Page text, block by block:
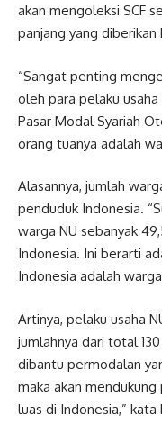
akan mengoleksi SCF
panjang yang
“Sangat penting
oleh para pelaku
Pasar Modal Syariah
orang tuanya adalah
Alasannya, jumlah
penduduk Indonesia.
warga NU sebanyak
Indonesia. Ini berarti
Indonesia adalah
Artinya, pelaku usaha
jumlahnya dari total
dibantu permodalan
maka akan
luas di Indonesia,”